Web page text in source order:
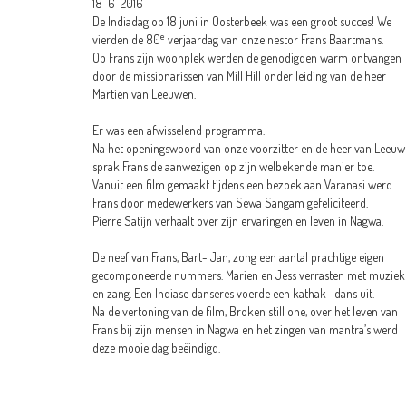
18-6-2016
De Indiadag op 18 juni in Oosterbeek was een groot succes! We
vierden de 80e verjaardag van onze nestor Frans Baartmans.
Op Frans zijn woonplek werden de genodigden warm ontvangen
door de missionarissen van Mill Hill onder leiding van de heer
Martien van Leeuwen.
Er was een afwisselend programma.
Na het openingswoord van onze voorzitter en de heer van
sprak Frans de aanwezigen op zijn welbekende manier toe.
Vanuit een film gemaakt tijdens een bezoek aan Varanasi werd
Frans door medewerkers van Sewa Sangam gefeliciteerd.
Pierre Satijn verhaalt over zijn ervaringen en leven in Nagwa.
De neef van Frans, Bart- Jan, zong een aantal prachtige eigen
gecomponeerde nummers. Marien en Jess verrasten met muziek
en zang. Een Indiase danseres voerde een kathak- dans uit.
Na de vertoning van de film, Broken still one, over het leven van
Frans bij zijn mensen in Nagwa en het zingen van mantra’s werd
deze mooie dag beëindigd.